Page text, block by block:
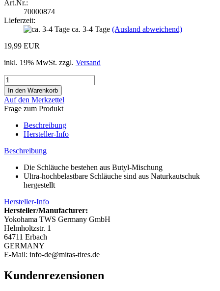
Art.Nr.:
70000874
Lieferzeit:
ca. 3-4 Tage (Ausland abweichend)
19,99 EUR
inkl. 19% MwSt. zzgl. Versand
Auf den Merkzettel
Frage zum Produkt
Beschreibung
Hersteller-Info
Beschreibung
Die Schläuche bestehen aus Butyl-Mischung
Ultra-hochbelastbare Schläuche sind aus Naturkautschuk
hergestellt
Hersteller-Info
Hersteller/Manufacturer:
Yokohama TWS Germany GmbH
Helmholtzstr. 1
64711 Erbach
GERMANY
E-Mail: info-de@mitas-tires.de
Kundenrezensionen